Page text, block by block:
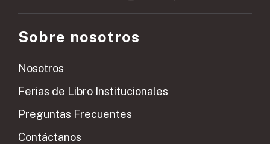
Sobre nosotros
Nosotros
Ferias de Libro Institucionales
Preguntas Frecuentes
Contáctanos